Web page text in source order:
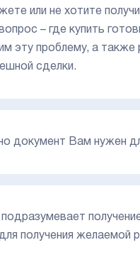
или не хотите
– где купить
эту проблему, а также
сделки.
документ Вам нужен
получения